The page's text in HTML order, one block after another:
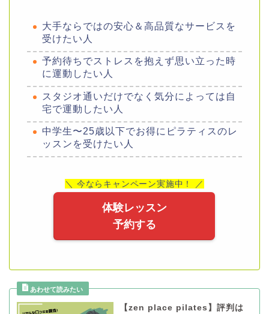
大手ならではの安心＆高品質なサービスを
受けたい人
予約待ちでストレスを抱えず思い立った時
に運動したい人
スタジオ通いだけでなく気分によっては自
宅で運動したい人
中学生〜25歳以下でお得にピラティスのレ
ッスンを受けたい人
＼ 今ならキャンペーン実施中！ ／
体験レッスン
予約する
【zen place pilates】評判は